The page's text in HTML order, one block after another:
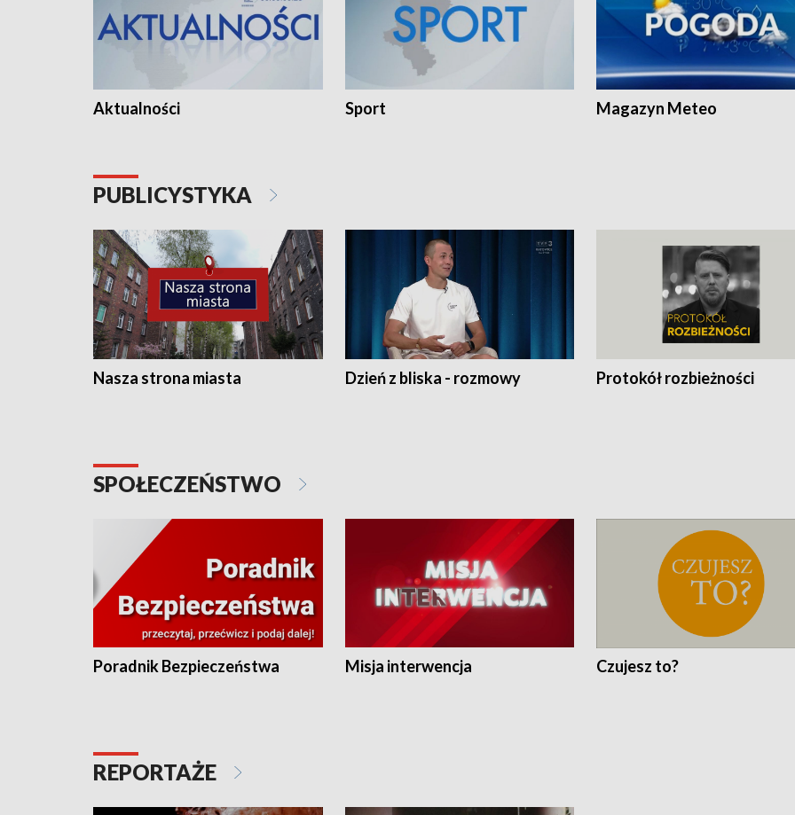
Aktualności Sport Magazyn Meteo
PUBLICYSTYKA
Nasza strona miasta Dzień z bliska - rozmowy Protokół rozbieżności
SPOŁECZEŃSTWO
Poradnik Bezpieczeństwa Misja interwencja Czujesz to?
REPORTAŻE